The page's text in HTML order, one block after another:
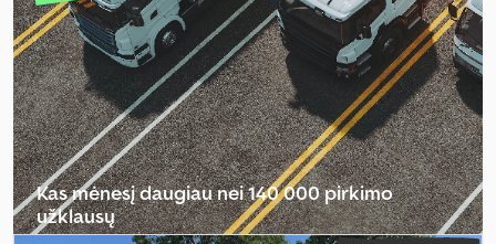
oras, sėdimų vietų skaičius: , lovų skaičius:2, Įranga: ABS,
autonominis šildytuvas, borto kompiuteris, centrinis užraktas,
diferencialo užraktas, elektroninė stabilumo programa (ESP),
kruizo kontrolė, oro kondicionavimas, priekabos jungtis, suodžių
filtras, trauki kontrolė, visų varančiųjų ratų pavara,
Kas mėnesį daugiau nei 140 000 pirkimo
užklausų